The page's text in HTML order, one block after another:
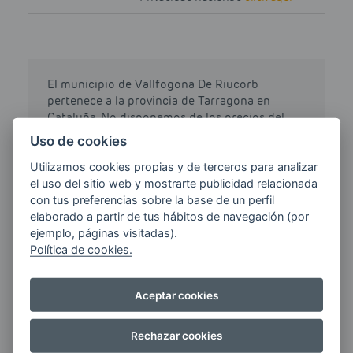
El municipio de Vallfogona De Riucorb
pertenece a la provincia de Tarragona en
Cataluña. No disponemos de los precios del
municipio Vallfogona De Riucorb, pero si te
desplazas a Alcanar el precio de Gasoil
Calefacción te puede salir por 1.309 euros, es
decir, llenar un depósito de 49 litros te
costaría 64.141 euros.
Click Gasoilsiempre gasoil al mejor precio,
siempre gasoil barato.
de otros proveedores han sido obtenidos de
www.geoportalgasolineras.com.
Uso de cookies
Utilizamos cookies propias y de terceros para analizar
el uso del sitio web y mostrarte publicidad relacionada
con tus preferencias sobre la base de un perfil
elaborado a partir de tus hábitos de navegación (por
ejemplo, páginas visitadas).
Política de cookies.
Aceptar cookies
Rechazar cookies